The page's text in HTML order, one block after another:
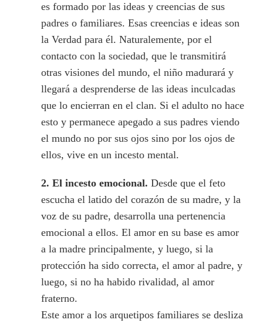
es formado por las ideas y creencias de sus
padres o familiares. Esas creencias e ideas son
la Verdad para él. Naturalemente, por el
contacto con la sociedad, que le transmitirá
otras visiones del mundo, el niño madurará y
llegará a desprenderse de las ideas inculcadas
que lo encierran en el clan. Si el adulto no hace
esto y permanece apegado a sus padres viendo
el mundo no por sus ojos sino por los ojos de
ellos, vive en un incesto mental.
2. El incesto emocional. Desde que el feto
escucha el latido del corazón de su madre, y la
voz de su padre, desarrolla una pertenencia
emocional a ellos. El amor en su base es amor
a la madre principalmente, y luego, si la
protección ha sido correcta, el amor al padre, y
luego, si no ha habido rivalidad, al amor
fraterno.
Este amor a los arquetipos familiares se desliza